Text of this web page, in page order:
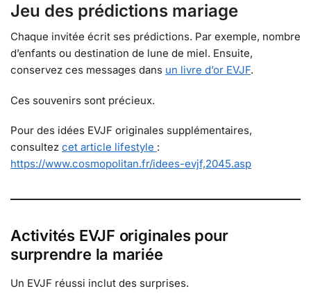
Jeu des prédictions mariage
Chaque invitée écrit ses prédictions. Par exemple, nombre
d’enfants ou destination de lune de miel. Ensuite,
conservez ces messages dans un livre d’or EVJF.
Ces souvenirs sont précieux.
Pour des idées EVJF originales supplémentaires,
consultez cet article lifestyle :
https://www.cosmopolitan.fr/idees-evjf,2045.asp
Activités EVJF originales pour
surprendre la mariée
Un EVJF réussi inclut des surprises.